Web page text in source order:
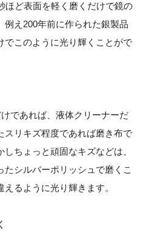
ほど表面を軽く磨くだけで鏡の
例え200年前に作られた銀製品
でこのように光り輝くことがで
であれば、液体クリーナーだ
スリキズ程度であれば磨き布で
ちょっと頑固なキズなどは、
シルバーポリッシュで磨くこ
るように光り輝きます。